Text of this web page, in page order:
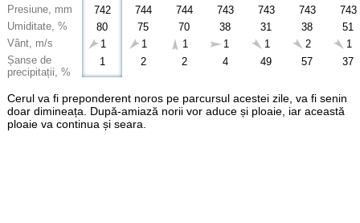
Presiune, mm
Umiditate, %
Vânt, m/s
Șanse de
precipitații, %
742
80
1
1
744
75
1
2
744
70
1
2
743
38
1
4
743
31
1
49
743
38
2
57
743
51
1
37
Cerul va fi preponderent noros pe parcursul acestei zile, va fi senin
doar dimineața. După-amiază norii vor aduce și ploaie, iar această
ploaie va continua și seara.